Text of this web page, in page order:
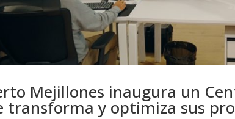
Mejillones inaugura un
transforma y optimiza sus